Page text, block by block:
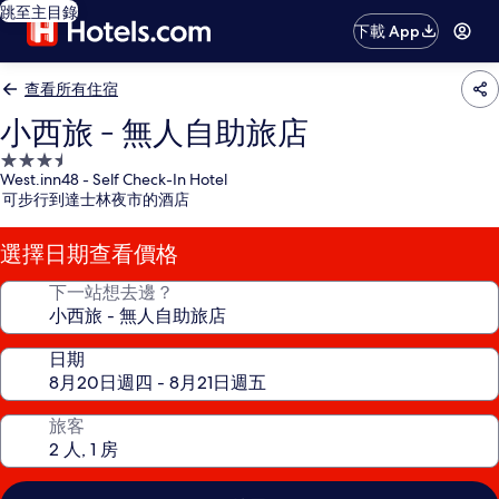
跳至主目錄
下載 App
查看所有住宿
小西旅 - 無人自助旅店
3.5
星
級
住
宿
West.inn48 - Self Check-In Hotel
可步行到達士林夜市的酒店
選擇日期查看價格
下一站想去邊？
日期
旅客